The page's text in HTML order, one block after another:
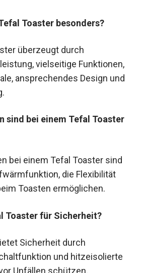
Toaster besonders?
überzeugt durch
vielseitige Funktionen,
ansprechendes Design und
sind bei einem Tefal Toaster
bei einem Tefal Toaster sind
die Flexibilität
Toasten ermöglichen.
Toaster für Sicherheit?
Sicherheit durch
und hitzeisolierte
Unfällen schützen.